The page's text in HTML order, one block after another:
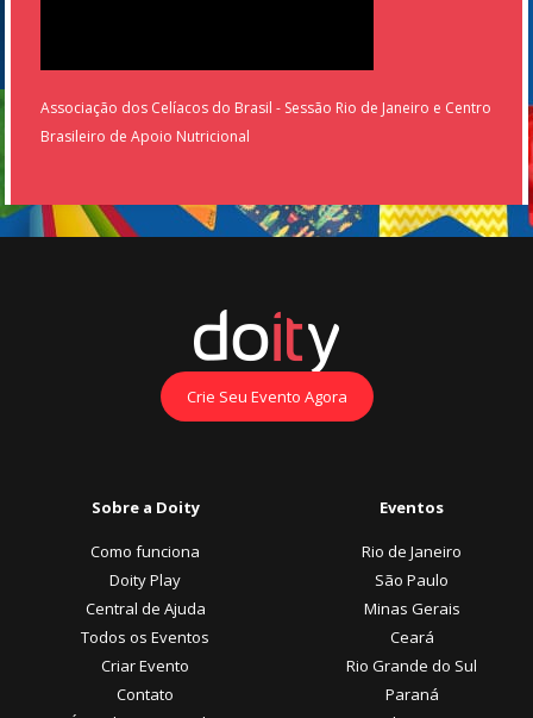
Associação dos Celíacos do Brasil - Sessão Rio de Janeiro e Centro
Brasileiro de Apoio Nutricional
Crie Seu Evento Agora
Sobre a Doity
Como funciona
Doity Play
Central de Ajuda
Todos os Eventos
Criar Evento
Contato
Eventos
Rio de Janeiro
São Paulo
Minas Gerais
Ceará
Rio Grande do Sul
Paraná